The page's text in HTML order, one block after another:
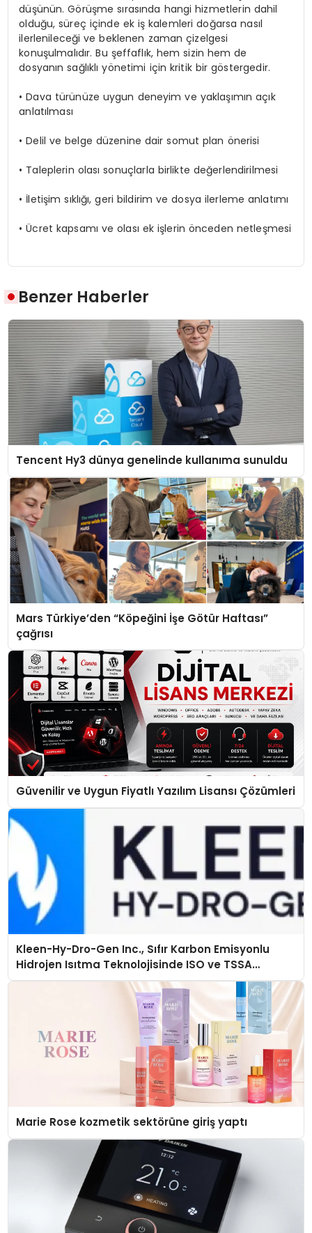
düşünün. Görüşme sırasında hangi hizmetlerin dahil
olduğu, süreç içinde ek iş kalemleri doğarsa nasıl
ilerlenileceği ve beklenen zaman çizelgesi
konuşulmalıdır. Bu şeffaflık, hem sizin hem de
dosyanın sağlıklı yönetimi için kritik bir göstergedir.
• Dava türünüze uygun deneyim ve yaklaşımın açık
anlatılması
• Delil ve belge düzenine dair somut plan önerisi
• Taleplerin olası sonuçlarla birlikte değerlendirilmesi
• İletişim sıklığı, geri bildirim ve dosya ilerleme anlatımı
• Ücret kapsamı ve olası ek işlerin önceden netleşmesi
Benzer Haberler
Tencent Hy3 dünya genelinde kullanıma sunuldu
Mars Türkiye’den “Köpeğini İşe Götür Haftası”
çağrısı
Güvenilir ve Uygun Fiyatlı Yazılım Lisansı Çözümleri
Kleen-Hy-Dro-Gen Inc., Sıfır Karbon Emisyonlu
Hidrojen Isıtma Teknolojisinde ISO ve TSSA
Düzenleyici Onaylarını Aldı
Marie Rose kozmetik sektörüne giriş yaptı